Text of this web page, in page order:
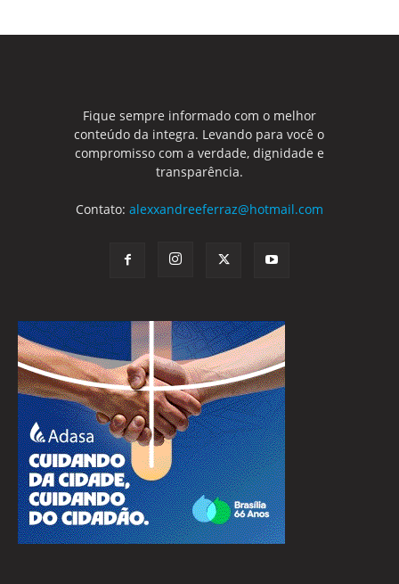
Fique sempre informado com o melhor
conteúdo da integra. Levando para você o
compromisso com a verdade, dignidade e
transparência.
Contato: alexxandreeferraz@hotmail.com